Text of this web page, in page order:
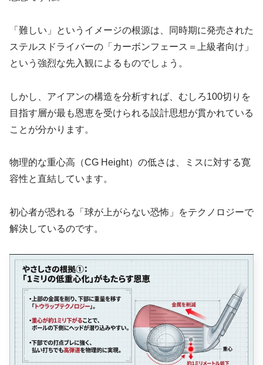
「難しい」というイメージの根源は、同時期に発売された
ステルスドライバーの「カーボンフェース＝上級者向け」
という強烈な先入観によるものでしょう。
しかし、アイアンの構造を分析すれば、むしろ100切りを
目指す層が最も恩恵を受けられる設計思想が貫かれている
ことが分かります。
物理的な重心高（CG Height）の低さは、ミスに対する寛
容性と直結しています。
初心者が恐れる「球が上がらない恐怖」をテクノロジーで
解決しているのです。